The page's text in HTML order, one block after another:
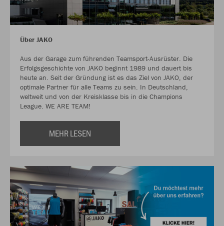
Über JAKO
Aus der Garage zum führenden Teamsport-Ausrüster. Die
Erfolgsgeschichte von JAKO beginnt 1989 und dauert bis
heute an. Seit der Gründung ist es das Ziel von JAKO, der
optimale Partner für alle Teams zu sein. In Deutschland,
weltweit und von der Kreisklasse bis in die Champions
League. WE ARE TEAM!
MEHR LESEN